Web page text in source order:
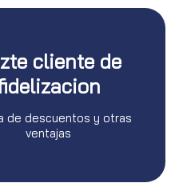
cliente de
de descuentos y otras
ventajas